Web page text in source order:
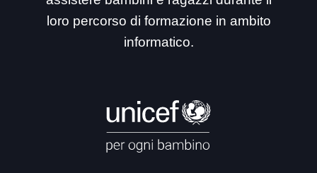
loro percorso di formazione in ambito
informatico.